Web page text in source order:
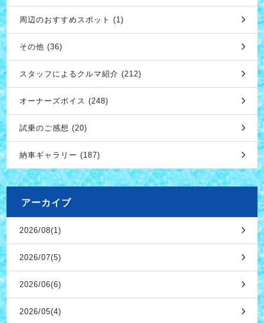
周辺のおすすめスポット (1)
その他 (36)
スタッフによるクルマ紹介 (212)
オーナーズボイス (248)
試乗のご感想 (20)
納車ギャラリー (187)
アーカイブ
2026/08(1)
2026/07(5)
2026/06(6)
2026/05(4)